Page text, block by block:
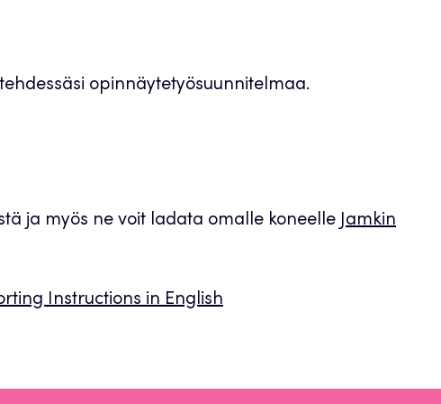
opinnäytetyösuunnitelmaa.
ja myös ne voit ladata omalle koneelle Jamkin
Instructions in English